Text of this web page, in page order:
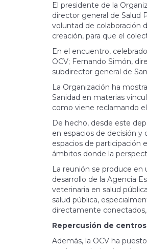
El presidente de la
director general de Salud
voluntad de colaboración
creación, para que el
En el encuentro,
OCV; Fernando Simón,
subdirector general de
La Organización ha
Sanidad en materias
como viene reclamando
De hecho, desde este
en espacios de decisión
espacios de participación
ámbitos donde la
La reunión se produce
desarrollo de la Agencia
veterinaria en salud
salud pública,
directamente conectados,
Repercusión de
Además, la OCV ha